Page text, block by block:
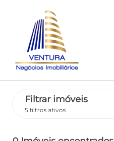
Filtrar imóveis
5 filtros ativos